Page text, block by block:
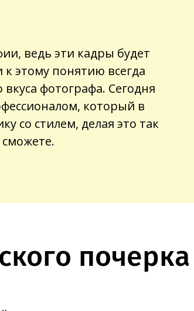
ведь эти кадры будет
этому понятию всегда
фотографа. Сегодня
который в
со стилем, делая это так
почерка